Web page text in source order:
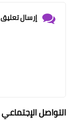
إرسال تعليق
التواصل الإجتماعي